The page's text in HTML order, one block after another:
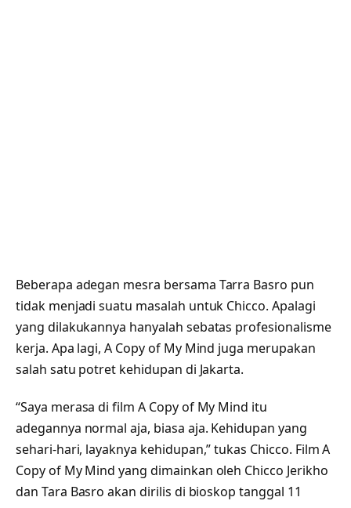
Beberapa adegan mesra bersama Tarra Basro pun
tidak menjadi suatu masalah untuk Chicco. Apalagi
yang dilakukannya hanyalah sebatas profesionalisme
kerja. Apa lagi, A Copy of My Mind juga merupakan
salah satu potret kehidupan di Jakarta.
“Saya merasa di film A Copy of My Mind itu
adegannya normal aja, biasa aja. Kehidupan yang
sehari-hari, layaknya kehidupan,” tukas Chicco. Film A
Copy of My Mind yang dimainkan oleh Chicco Jerikho
dan Tara Basro akan dirilis di bioskop tanggal 11